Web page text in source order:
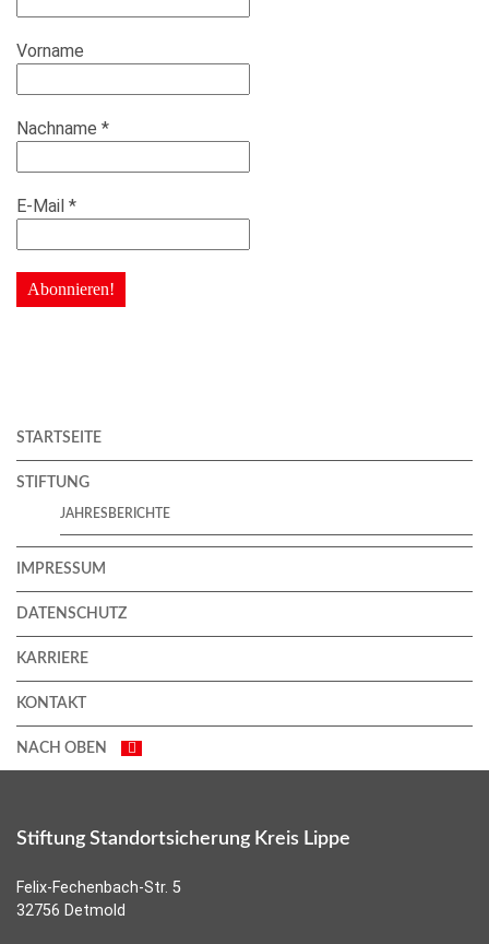
Vorname
Nachname *
E-Mail *
STARTSEITE
STIFTUNG
JAHRESBERICHTE
IMPRESSUM
DATENSCHUTZ
KARRIERE
KONTAKT
NACH OBEN
Stiftung Standortsicherung Kreis Lippe
Felix-Fechenbach-Str. 5
32756 Detmold